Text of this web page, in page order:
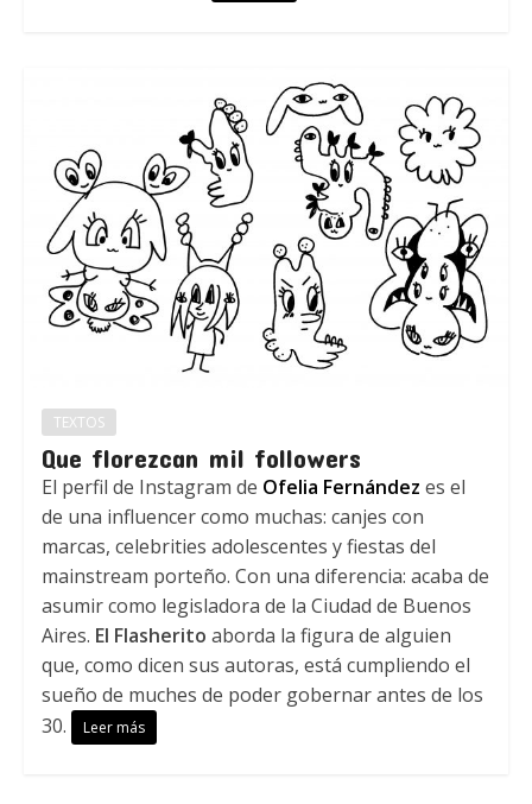
TEXTOS
Que florezcan mil followers
El perfil de Instagram de Ofelia Fernández es el
de una influencer como muchas: canjes con
marcas, celebrities adolescentes y fiestas del
mainstream porteño. Con una diferencia: acaba de
asumir como legisladora de la Ciudad de Buenos
Aires. El Flasherito aborda la figura de alguien
que, como dicen sus autoras, está cumpliendo el
sueño de muches de poder gobernar antes de los
30.
Leer más